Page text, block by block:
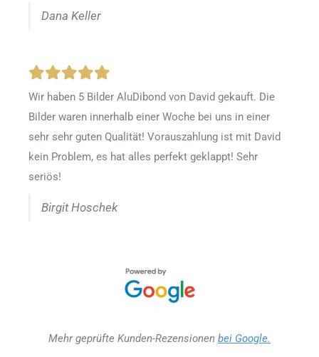
Dana Keller
Wir haben 5 Bilder AluDibond von David gekauft. Die
Bilder waren innerhalb einer Woche bei uns in einer
sehr sehr guten Qualität! Vorauszahlung ist mit David
kein Problem, es hat alles perfekt geklappt! Sehr
seriös!
Birgit Hoschek
Mehr geprüfte Kunden-Rezensionen bei Google.